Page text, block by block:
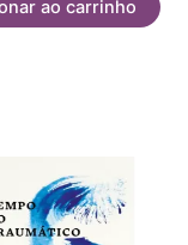
ao carrinho